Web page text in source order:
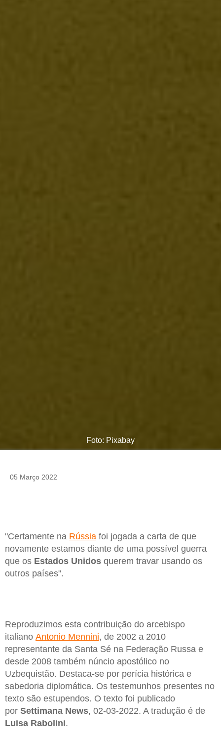
Foto: Pixabay
05 Março 2022
"Certamente na Rússia foi jogada a carta de que
novamente estamos diante de uma possível guerra
que os Estados Unidos querem travar usando os
outros países".
Reproduzimos esta contribuição do arcebispo
italiano Antonio Mennini, de 2002 a 2010
representante da Santa Sé na Federação Russa e
desde 2008 também núncio apostólico no
Uzbequistão. Destaca-se por perícia histórica e
sabedoria diplomática. Os testemunhos presentes no
texto são estupendos. O texto foi publicado
por Settimana News, 02-03-2022. A tradução é de
Luisa Rabolini.